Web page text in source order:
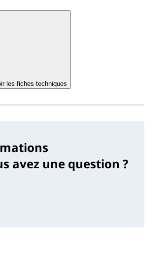
les fiches techniques
avez une question ?